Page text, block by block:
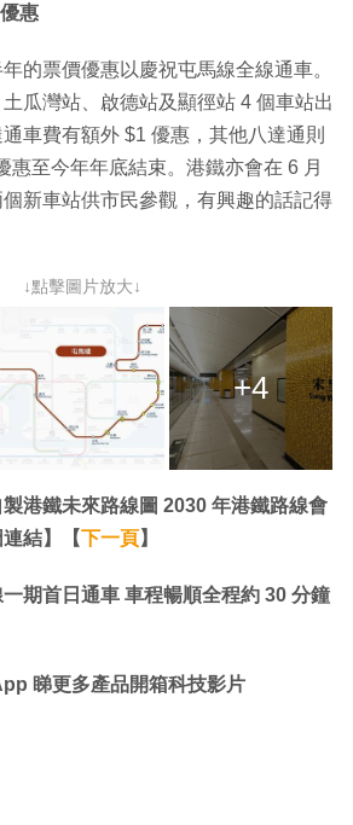
惠
的票價優惠以慶祝屯馬線全線通車。
瓜灣站、啟德站及顯徑站 4 個車站出
車費有額外 $1 優惠，其他八達通則
惠至今年年底結束。港鐵亦會在 6 月
新車站供市民參觀，有興趣的話記得
↓點擊圖片放大↓
+4
製港鐵未來路線圖 2030 年港鐵路線會
結】【下一頁】
一期首日通車 車程暢順全程約 30 分鐘
睇更多產品開箱科技影片